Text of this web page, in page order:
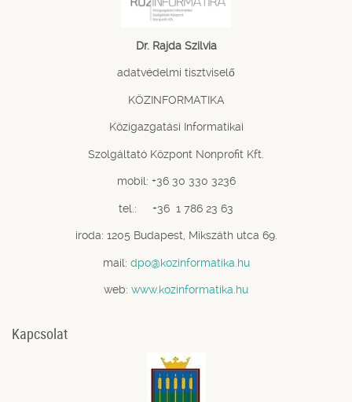
Dr. Rajda Szilvia
adatvédelmi tisztviselő
KÖZINFORMATIKA
Közigazgatási Informatikai
Szolgáltató Központ Nonprofit Kft.
mobil: +36 30 330 3236
tel.: +36 1 786 23 63
iroda: 1205 Budapest, Mikszáth utca 69.
mail: dpo@kozinformatika.hu
web: www.kozinformatika.hu
Kapcsolat